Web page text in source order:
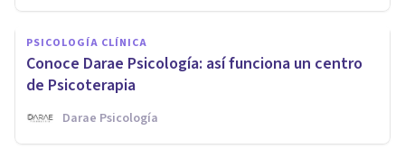
PSICOLOGÍA CLÍNICA
Conoce Darae Psicología: así funciona un centro
de Psicoterapia
Darae Psicología